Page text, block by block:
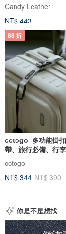
Candy Leather
NT$ 443
88 折
cctogo_多功能掛
帶、旅行必備、行
cctogo
NT$ 344 NT$ 390
你是不是想找